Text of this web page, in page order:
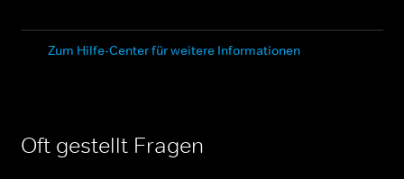
Zum Hilfe-Center für weitere Informationen
Oft gestellt Fragen